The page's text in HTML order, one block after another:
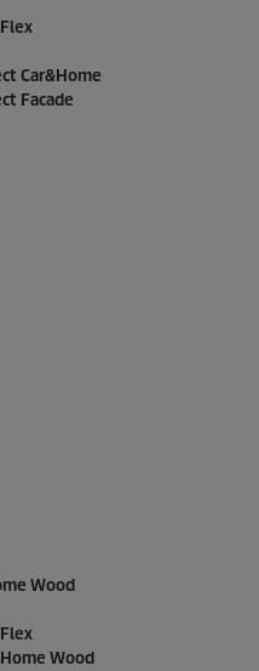
Car&Home
Facade
Wood
Wood